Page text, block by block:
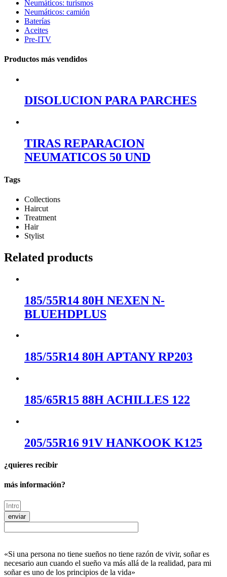
Neumáticos: turismos
Neumáticos: camión
Baterías
Aceites
Pre-ITV
Productos más vendidos
DISOLUCION PARA PARCHES
TIRAS REPARACION
NEUMATICOS 50 UND
Tags
Collections
Haircut
Treatment
Hair
Stylist
Related products
185/55R14 80H NEXEN N-
BLUEHDPLUS
185/55R14 80H APTANY RP203
185/65R15 88H ACHILLES 122
205/55R16 91V HANKOOK K125
¿quieres recibir
más información?
enviar
«Si una persona no tiene sueños no tiene razón de vivir, soñar es
necesario aun cuando el sueño va más allá de la realidad, para mi
soñar es uno de los principios de la vida»